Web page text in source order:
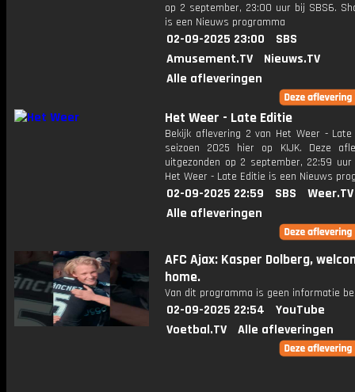
op 2 september, 23:00 uur bij SBS6.
is een Nieuws programma
02-09-2025 23:00
SBS
Amusement.TV
Nieuws.TV
Alle afleveringen
Het Weer - Late Editie
Bekijk aflevering 2 van Het Weer -
seizoen 2025 hier op KIJK. Deze
uitgezonden op 2 september, 22:59 uur
Het Weer - Late Editie is een Nieuws
02-09-2025 22:59 SBS
Weer.TV
Alle afleveringen
AFC Ajax: Kasper Dolberg,
home.
Van dit programma is geen informatie
02-09-2025 22:54
YouTube
Voetbal.TV
Alle afleveringen